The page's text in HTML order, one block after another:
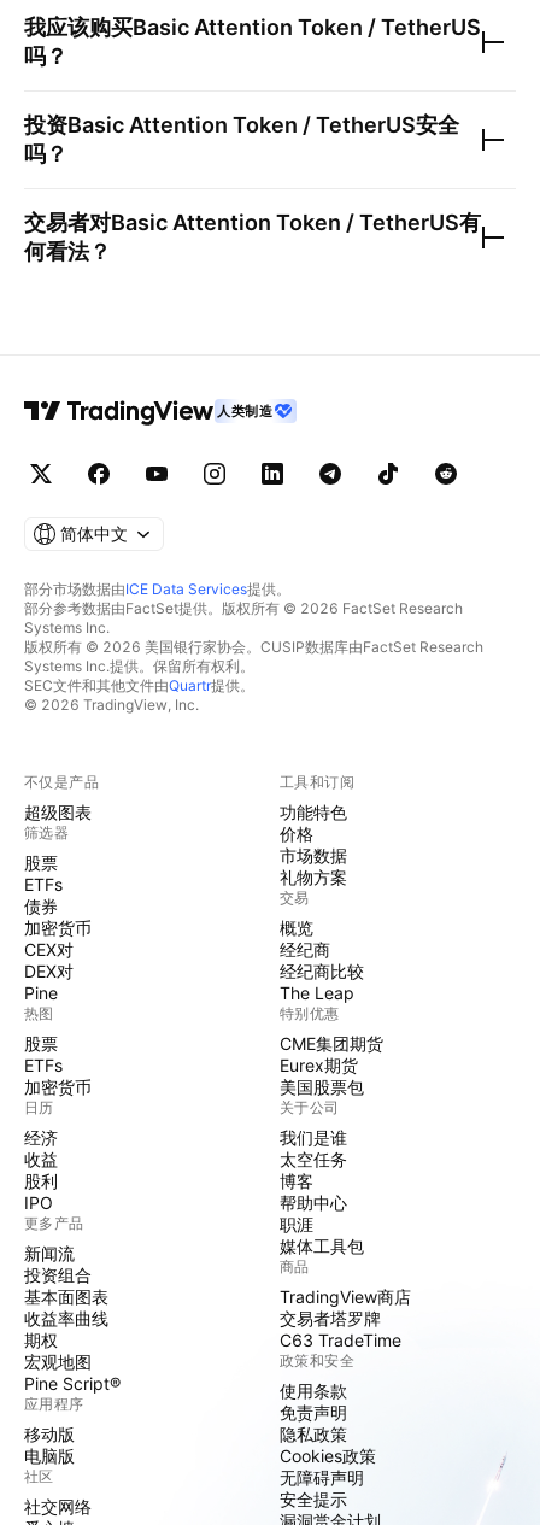
我应该购买Basic Attention Token / TetherUS
吗？
投资Basic Attention Token / TetherUS安全
吗？
交易者对Basic Attention Token / TetherUS有
何看法？
人类制造
简体中文
部分市场数据由ICE Data Services提供。
部分参考数据由FactSet提供。版权所有 © 2026 FactSet Research
Systems Inc.
版权所有 © 2026 美国银行家协会。CUSIP数据库由FactSet Research
Systems Inc.提供。保留所有权利。
SEC文件和其他文件由Quartr提供。
© 2026 TradingView, Inc.
不仅是产品
超级图表
筛选器
股票
ETFs
债券
加密货币
CEX对
DEX对
Pine
热图
股票
ETFs
加密货币
日历
经济
收益
股利
IPO
更多产品
新闻流
投资组合
基本面图表
收益率曲线
期权
宏观地图
Pine Script®
应用程序
移动版
电脑版
社区
社交网络
工具和订阅
功能特色
价格
市场数据
礼物方案
交易
概览
经纪商
经纪商比较
The Leap
特别优惠
CME集团期货
Eurex期货
美国股票包
关于公司
我们是谁
太空任务
博客
帮助中心
职涯
媒体工具包
商品
TradingView商店
交易者塔罗牌
C63 TradeTime
政策和安全
使用条款
免责声明
隐私政策
Cookies政策
无障碍声明
安全提示
漏洞赏金计划